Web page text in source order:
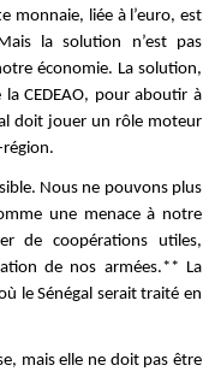
monnaie, liée à l’euro, est
la solution n’est pas
économie. La solution,
CEDEAO, pour aboutir à
doit jouer un rôle moteur
région.
Nous ne pouvons plus
une menace à notre
de coopérations utiles,
de nos armées.** La
le Sénégal serait traité en
mais elle ne doit pas être